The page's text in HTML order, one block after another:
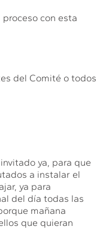
proceso con esta
del Comité o todos
ya, para que
a instalar el
ya para
del día todas las
mañana
que quieran